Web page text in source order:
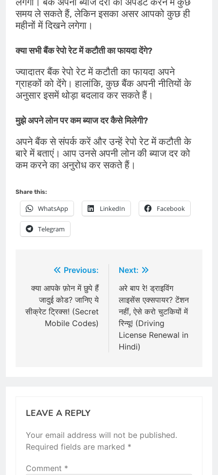
समय ले सकते हैं, लेकिन इसका असर आपको कुछ ही
महीनों में दिखने लगेगा।
क्या सभी बैंक रेपो रेट में कटौती का फायदा देंगे?
ज्यादातर बैंक रेपो रेट में कटौती का फायदा अपने
ग्राहकों को देंगे। हालांकि, कुछ बैंक अपनी नीतियों के
अनुसार इसमें थोड़ा बदलाव कर सकते हैं।
मुझे अपने लोन पर कम ब्याज दर कैसे मिलेगी?
अपने बैंक से संपर्क करें और उन्हें रेपो रेट में कटौती के
बारे में बताएं। आप उनसे अपनी लोन की ब्याज दर को
कम करने का अनुरोध कर सकते हैं।
Share this:
WhatsApp LinkedIn Facebook
Telegram
navigation
Previous:
क्या आपके फ़ोन में छुपे हैं
जादुई कोड? जानिए ये
सीक्रेट ट्रिक्स! (Secret
Mobile Codes)
Next:
अरे बाप रे! ड्राइविंग
लाइसेंस एक्सपायर? टेंशन
नहीं, ऐसे करो चुटकियों में
रिन्यू! (Driving
License Renewal in
Hindi)
LEAVE A REPLY
Your email address will not be published.
Required fields are marked *
Comment *